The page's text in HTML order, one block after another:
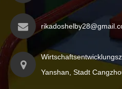
Yanshan, Stadt